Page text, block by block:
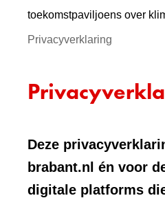
toekomstpaviljoens over
Privacyverklaring
Deze
brabant.nl én voor
digitale platforms